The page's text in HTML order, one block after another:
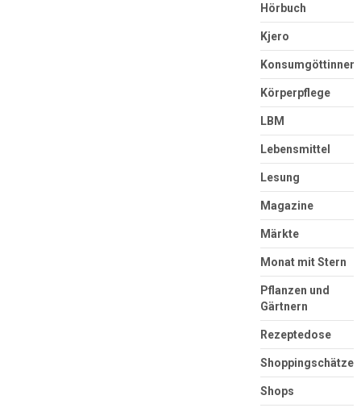
Hörbuch
Kjero
Konsumgöttinnen
Körperpflege
LBM
Lebensmittel
Lesung
Magazine
Märkte
Monat mit Stern
Pflanzen und
Gärtnern
Rezeptedose
Shoppingschätze
Shops